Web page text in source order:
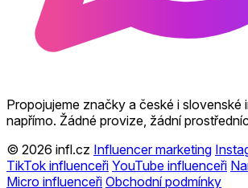
Propojujeme značky a české i slovenské
napřímo. Žádné provize, žádní
© 2026 infl.cz Influencer marketing
TikTok influenceři YouTube influenceři
Micro influenceři Obchodní podmínky